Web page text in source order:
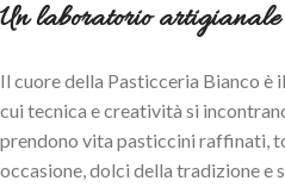
Un laboratorio
Il cuore della Pasticceria Bianco è
cui tecnica e creatività si
prendono vita pasticcini raffinati,
occasione, dolci della tradizione e